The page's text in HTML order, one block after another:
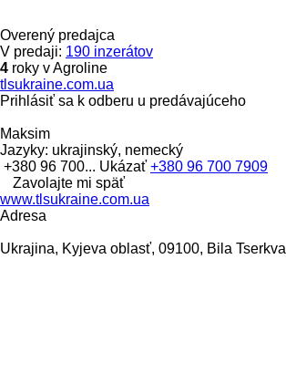
Overený predajca
V predaji: 190 inzerátov
4 roky v Agroline
tlsukraine.com.ua
Prihlásiť sa k odberu u predávajúceho
Maksim
Jazyky: ukrajinský, nemecký
+380 96 700... Ukázať +380 96 700 7909
Zavolajte mi späť
www.tlsukraine.com.ua
Adresa
Ukrajina, Kyjeva oblasť, 09100, Bila Tserkva